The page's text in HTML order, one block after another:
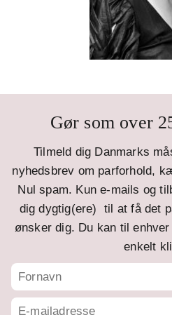
Gør som over
Tilmeld dig Danmarks
nyhedsbrev om parforhold,
Nul spam. Kun e-mails og
dig dygtig(ere) til at få det
ønsker dig. Du kan til
enkelt